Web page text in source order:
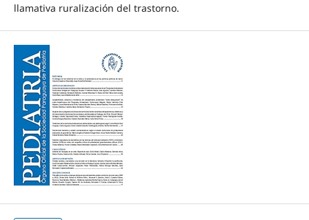
llamativa ruralización del trastorno.